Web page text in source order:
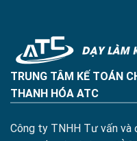
TRUNG TÂM KẾ TOÁN
THANH HÓA ATC
Công ty TNHH Tư vấn và